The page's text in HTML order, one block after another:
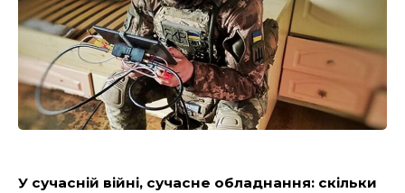
У сучасній війні, сучасне обладнання: скільки